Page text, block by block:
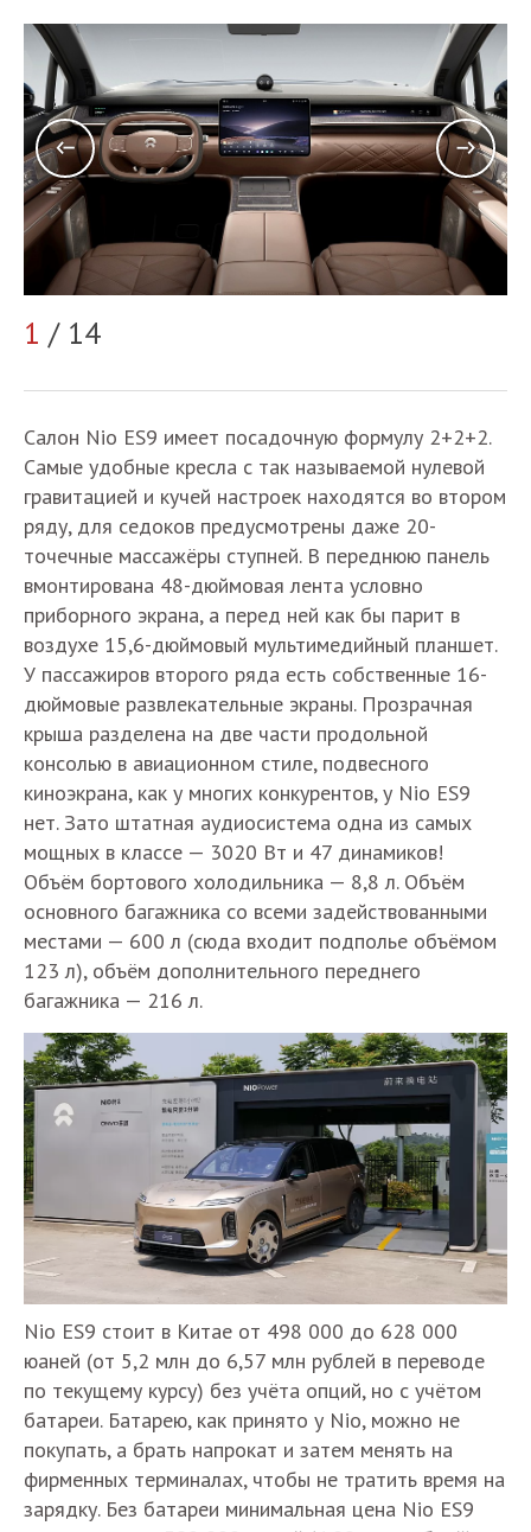
1 / 14
Салон Nio ES9 имеет посадочную формулу 2+2+2.
Самые удобные кресла с так называемой нулевой
гравитацией и кучей настроек находятся во втором
ряду, для седоков предусмотрены даже 20-
точечные массажёры ступней. В переднюю панель
вмонтирована 48-дюймовая лента условно
приборного экрана, а перед ней как бы парит в
воздухе 15,6-дюймовый мультимедийный планшет.
У пассажиров второго ряда есть собственные 16-
дюймовые развлекательные экраны. Прозрачная
крыша разделена на две части продольной
консолью в авиационном стиле, подвесного
киноэкрана, как у многих конкурентов, у Nio ES9
нет. Зато штатная аудиосистема одна из самых
мощных в классе — 3020 Вт и 47 динамиков!
Объём бортового холодильника — 8,8 л. Объём
основного багажника со всеми задействованными
местами — 600 л (сюда входит подполье объёмом
123 л), объём дополнительного переднего
багажника — 216 л.
Nio ES9 стоит в Китае от 498 000 до 628 000
юаней (от 5,2 млн до 6,57 млн рублей в переводе
по текущему курсу) без учёта опций, но с учётом
батареи. Батарею, как принято у Nio, можно не
покупать, а брать напрокат и затем менять на
фирменных терминалах, чтобы не тратить время на
зарядку. Без батареи минимальная цена Nio ES9